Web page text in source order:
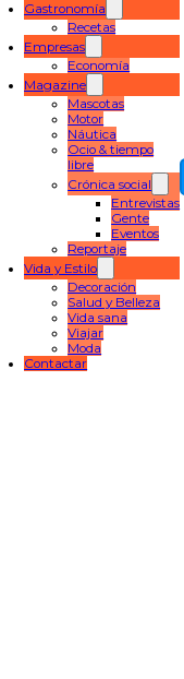
Gastronomía
Recetas
Empresas
Economía
Magazine
Mascotas
Motor
Náutica
Ocio & tiempo
libre
Crónica social
Entrevistas
Gente
Eventos
Reportaje
Vida y Estilo
Decoración
Salud y Belleza
Vida sana
Viajar
Moda
Contactar